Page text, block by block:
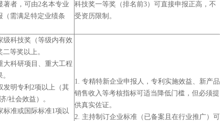
著者，可由2名本专业
（需满足特定业绩条
科技奖一等奖（排名前3）可直接申报正高，不
受资历限制。
级科技奖（等级内有效
等奖以上。
大科研项目、重大工程
发明专利2项以上（其
/社会效益）。
标准或国际标准1项以
1. 专精特新企业申报人，专利实施效益、新产品
销售收入等考核指标可适当降低门槛，但必须提
供真实佐证。
2. 主持制订企业标准（已备案且在行业推广）可